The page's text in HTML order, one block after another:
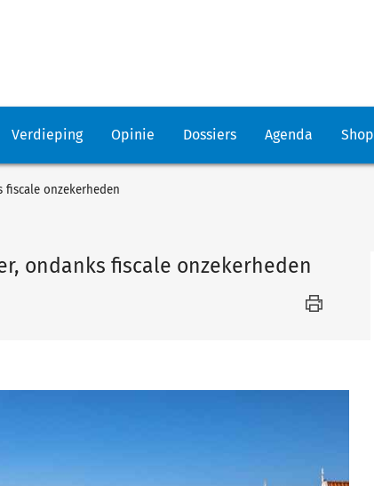
Verdieping Opinie Dossiers Agenda Shop
onzekerheden
ondanks fiscale onzekerheden